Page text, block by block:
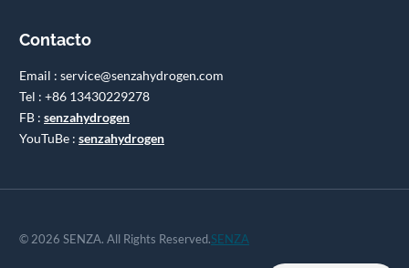
Contacto
Email : service@senzahydrogen.com
Tel : +86 13430229278
FB : senzahydrogen
YouTuBe : senzahydrogen
© 2026 SENZA. All Rights Reserved.SENZA